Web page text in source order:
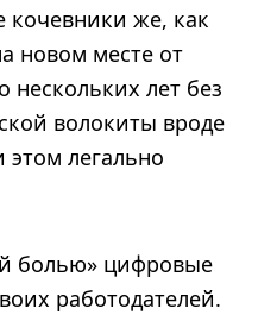
же, как
новом месте от
нескольких лет без
волокиты вроде
легально
болью» цифровые
работодателей.